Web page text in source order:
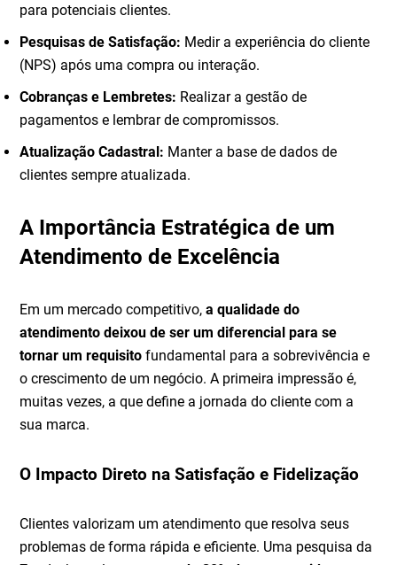
para potenciais clientes.
Pesquisas de Satisfação: Medir a experiência do cliente
(NPS) após uma compra ou interação.
Cobranças e Lembretes: Realizar a gestão de
pagamentos e lembrar de compromissos.
Atualização Cadastral: Manter a base de dados de
clientes sempre atualizada.
A Importância Estratégica de um
Atendimento de Excelência
Em um mercado competitivo,a qualidade do
atendimento deixou de ser um diferencial para se
tornar um requisito fundamental para a sobrevivência e
o crescimento de um negócio. A primeira impressão é,
muitas vezes, a que define a jornada do cliente com a
sua marca.
O Impacto Direto na Satisfação e Fidelização
Clientes valorizam um atendimento que resolva seus
problemas de forma rápida e eficiente. Uma pesquisa da